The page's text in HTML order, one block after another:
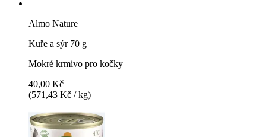
Almo Nature
Kuře a sýr 70 g
Mokré krmivo pro kočky
40,00 Kč
(571,43 Kč / kg)